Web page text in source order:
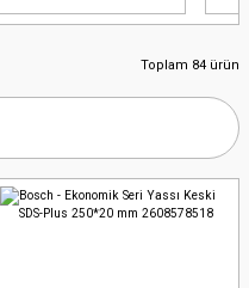
Toplam 84 ürün